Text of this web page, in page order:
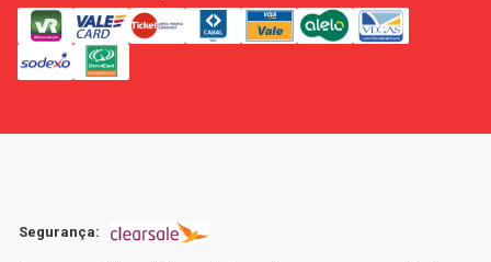
Segurança: